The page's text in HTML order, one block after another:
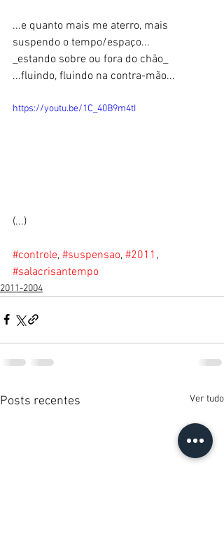
...e quanto mais me aterro, mais
suspendo o tempo/espaço...
_estando sobre ou fora do chão_
...fluindo, fluindo na contra-mão...
https://youtu.be/1C_40B9m4tI
(...)
#controle, #suspensao, #2011 ,
#salacrisantempo
2011-2004
Posts recentes Ver tudo